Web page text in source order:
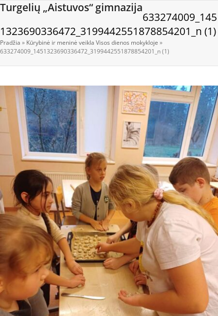
Skip
content
Turgelių „Aistuvos“ gimnazija
Open
menu
Close
menu
633274009_145
1323690336472_3199442551878854201_n (1)
Pradžia » Kūrybinė ir meninė veikla Visos dienos mokykloje »
633274009_1451323690336472_3199442551878854201_n (1)